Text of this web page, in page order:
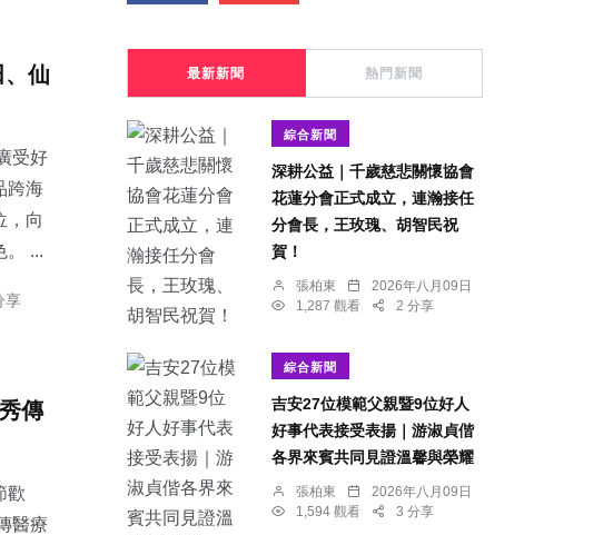
仙
受好
跨海
，向
。 ...
享
傳
歡
醫療
最新新聞 熱門新聞
綜合新聞
深耕公益｜千歲慈悲關懷協會
花蓮分會正式成立，連瀚接任
分會長，王玫瑰、胡智民祝
賀！
張柏東
2026年八月09日
1,287 觀看
2 分享
綜合新聞
吉安27位模範父親暨9位好人
好事代表接受表揚｜游淑貞偕
各界來賓共同見證溫馨與榮耀
張柏東
2026年八月09日
1,594 觀看
3 分享